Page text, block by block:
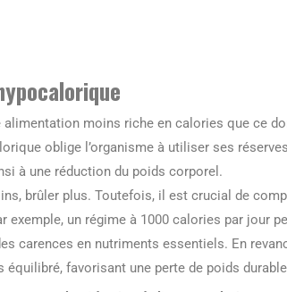
moins riche en calories que ce
oblige l’organisme à utiliser ses
à une réduction du poids corporel.
brûler plus. Toutefois, il est crucial de
un régime à 1000 calories par jour
carences en nutriments essentiels. En
favorisant une perte de poids